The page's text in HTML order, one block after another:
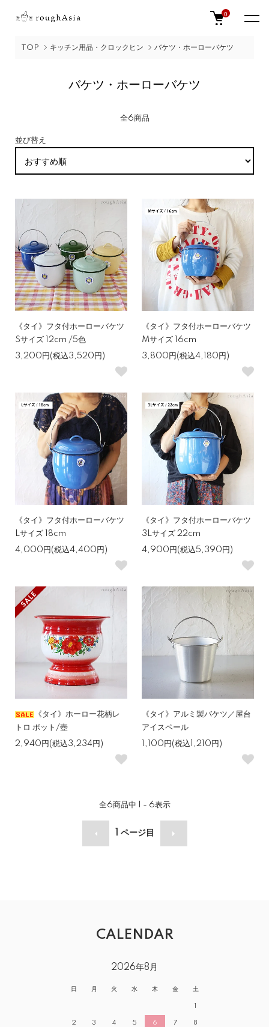
0
TOP キッチン用品・クロックヒン バケツ・ホーローバケツ
バケツ・ホーローバケツ
全6商品
並び替え
《タイ》フタ付ホーローバケツ
Sサイズ 12cm /5色
3,200円(税込3,520円)
《タイ》フタ付ホーローバケツ
Mサイズ 16cm
3,800円(税込4,180円)
《タイ》フタ付ホーローバケツ
Lサイズ 18cm
4,000円(税込4,400円)
《タイ》フタ付ホーローバケツ
3Lサイズ 22cm
4,900円(税込5,390円)
《タイ》ホーロー花柄レ
トロ ポット/壺
2,940円(税込3,234円)
《タイ》アルミ製バケツ／屋台
アイスペール
1,100円(税込1,210円)
全6商品中 1 - 6表示
ページ目
CALENDAR
2026年8月
日 月 火 水 木 金 土
1
2 3 4 5 6 7 8